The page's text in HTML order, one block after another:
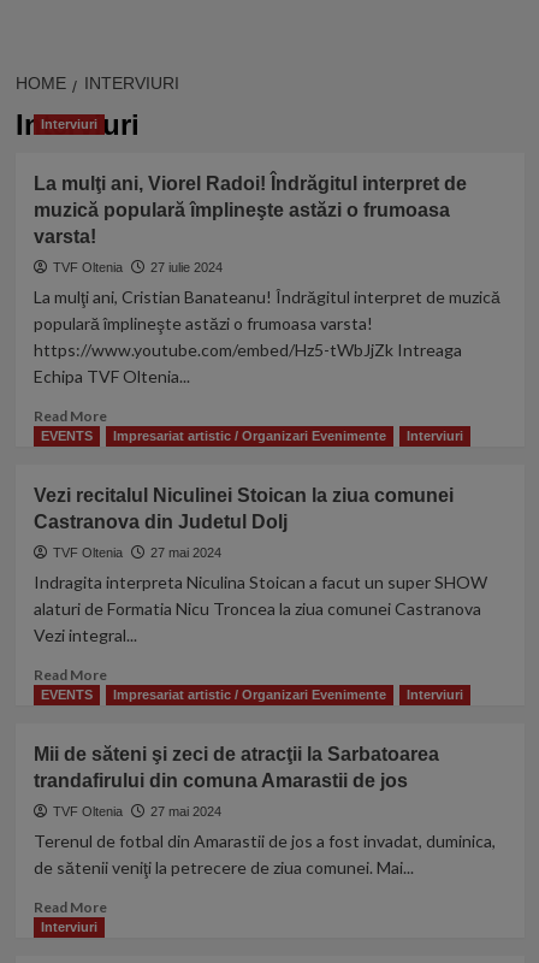
HOME INTERVIURI
Interviuri
Interviuri
La mulţi ani, Viorel Radoi! Îndrăgitul interpret de
muzică populară împlineşte astăzi o frumoasa
varsta!
TVF Oltenia 27 iulie 2024
La mulţi ani, Cristian Banateanu! Îndrăgitul interpret de muzică
populară împlineşte astăzi o frumoasa varsta!
https://www.youtube.com/embed/Hz5-tWbJjZk Intreaga
Echipa TVF Oltenia...
Read MoreRead
more
mulţi
ani,
Viorel
Radoi!
Îndrăgitul
interpret
de
populară
împlineşte
o
frumoasa
varsta!
EVENTS Impresariat artistic / Organizari Evenimente Interviuri
Vezi recitalul Niculinei Stoican la ziua comunei
Castranova din Judetul Dolj
TVF Oltenia 27 mai 2024
Indragita interpreta Niculina Stoican a facut un super SHOW
alaturi de Formatia Nicu Troncea la ziua comunei Castranova
Vezi integral...
Read MoreRead
more
recitalul
Niculinei
Stoican
comunei
EVENTS Impresariat artistic / Organizari Evenimente Interviuri
Mii de săteni şi zeci de atracţii la Sarbatoarea
trandafirului din comuna Amarastii de jos
TVF Oltenia 27 mai 2024
Terenul de fotbal din Amarastii de jos a fost invadat, duminica,
de sătenii veniţi la petrecere de ziua comunei. Mai...
Read MoreRead
Interviuri